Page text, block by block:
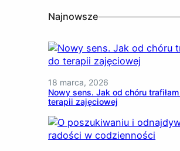
Najnowsze
18 marca, 2026
Nowy sens. Jak od chóru
terapii zajęciowej